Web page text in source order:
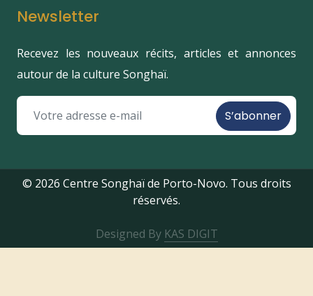
Newsletter
Recevez les nouveaux récits, articles et annonces
autour de la culture Songhaï.
S’abonner
© 2026 Centre Songhaï de Porto-Novo. Tous droits
réservés.
Designed By KAS DIGIT